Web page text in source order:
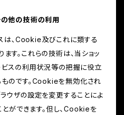
の他の技術の利用
スは、Cookie及びこれに類する
す。これらの技術は、当ショッ
ビスの利用状況等の把握に役立
ものです。Cookieを無効化され
ウザの設定を変更することによ
ができます。但し、Cookieを